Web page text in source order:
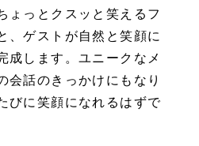
ょっとクスッと笑えるフ
、ゲストが自然と笑顔に
成します。ユニークなメ
会話のきっかけにもなり
びに笑顔になれるはずで